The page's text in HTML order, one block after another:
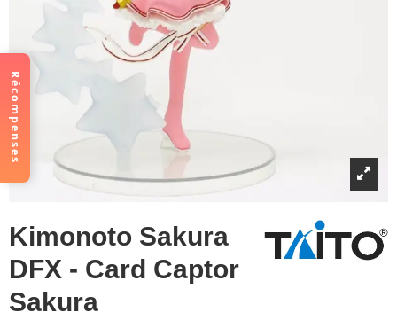
Kimonoto Sakura
DFX - Card Captor
Sakura
Récompenses